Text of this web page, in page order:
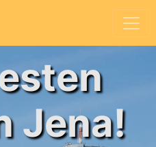
Jena!